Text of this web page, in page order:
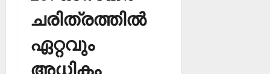
ചരിത്രത്തില്‍
ഏറ്റവും
അധികം